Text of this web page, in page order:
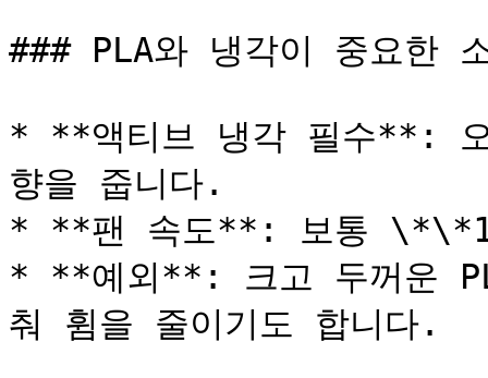
### PLA와 냉각이 중요한
* **액티브 냉각 필수**:
향을 줍니다.
* **팬 속도**: 보통
* **예외**: 크고 두꺼운
춰 휨을 줄이기도 합니다.